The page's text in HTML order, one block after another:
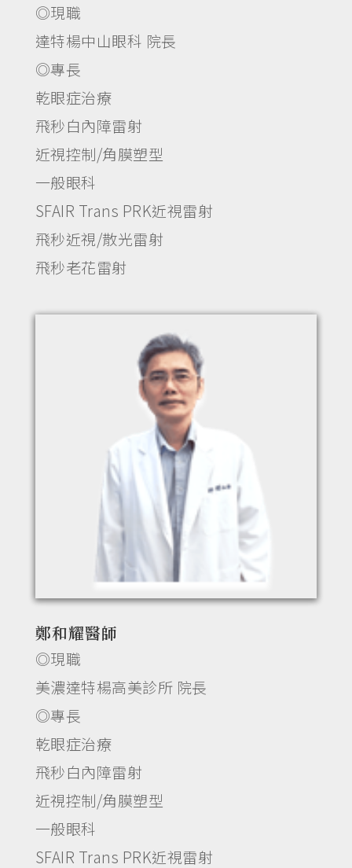
◎現職
達特楊中山眼科 院長
◎專長
乾眼症治療
飛秒白內障雷射
近視控制/角膜塑型
一般眼科
SFAIR Trans PRK近視雷射
飛秒近視/散光雷射
飛秒老花雷射
鄭和耀醫師
◎現職
美濃達特楊高美診所 院長
◎專長
乾眼症治療
飛秒白內障雷射
近視控制/角膜塑型
一般眼科
SFAIR Trans PRK近視雷射